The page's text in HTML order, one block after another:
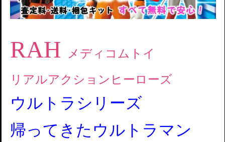
RAH
メディコムトイ
リアルアクションヒーローズ
ウルトラシリーズ
帰ってきたウルトラマン